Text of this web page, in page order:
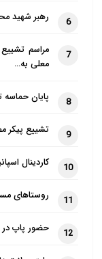
6 رهبر شهید
7
مراسم
معلی به…
8 پایان
9 تشییع پیکر
10 کاردینال
11 روستاهای
12 حضور پاپ در